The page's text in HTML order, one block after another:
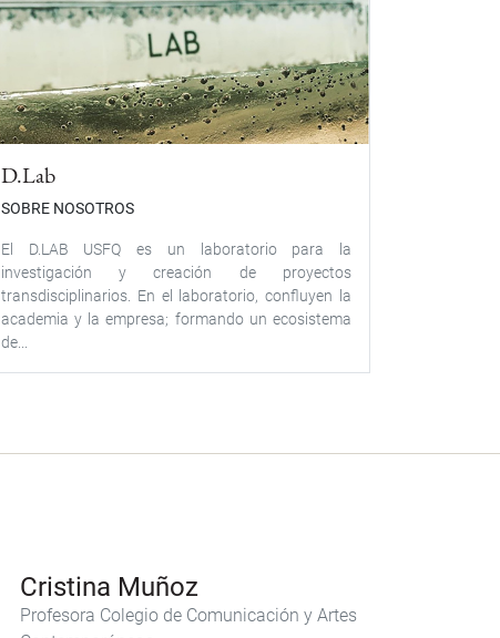
D.Lab
SOBRE NOSOTROS
El D.LAB USFQ es un laboratorio para la
investigación y creación de proyectos
transdisciplinarios. En el laboratorio, confluyen la
academia y la empresa; formando un ecosistema
de...
Cristina Muñoz
Profesora Colegio de Comunicación y Artes